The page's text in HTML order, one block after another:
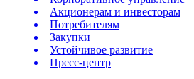
Акционерам и инвесторам
Потребителям
Закупки
Устойчивое развитие
Пресс-центр